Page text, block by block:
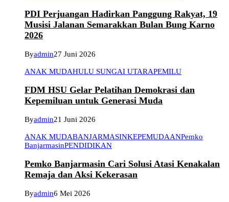
PDI Perjuangan Hadirkan Panggung Rakyat, 19
Musisi Jalanan Semarakkan Bulan Bung Karno
2026
Byadmin27 Juni 2026
ANAK MUDAHULU SUNGAI UTARAPEMILU
FDM HSU Gelar Pelatihan Demokrasi dan
Kepemiluan untuk Generasi Muda
Byadmin21 Juni 2026
ANAK MUDABANJARMASINKEPEMUDAANPemko
BanjarmasinPENDIDIKAN
Pemko Banjarmasin Cari Solusi Atasi Kenakalan
Remaja dan Aksi Kekerasan
Byadmin6 Mei 2026